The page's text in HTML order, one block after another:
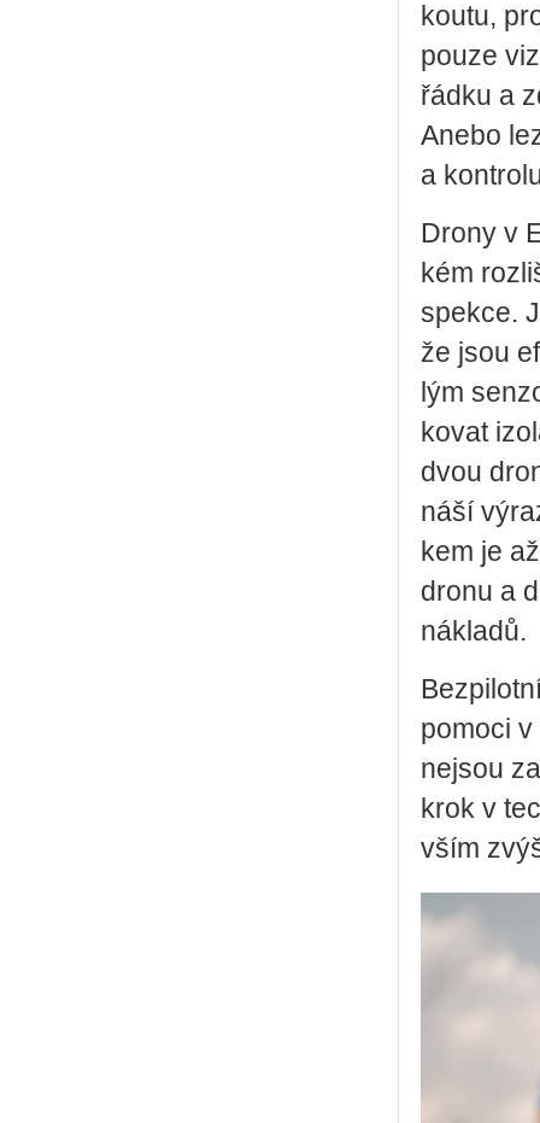
kou­tu,
pouze
řád­ku a
Anebo
a
Drony v
kém
spek­ce.
že jsou
lým
ko­vat
dvou
ná­ší
kem je
dronu a
ná­kla­dů.
po­mo­ci
nejsou
krok v
vším